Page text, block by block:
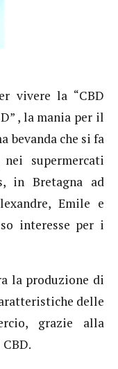
vivere la “CBD
, la mania per il
bevanda che si fa
supermercati
in Bretagna ad
Emile e
interesse per i
la produzione di
delle
grazie alla